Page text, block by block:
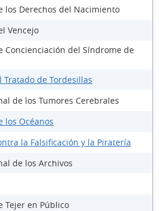
los Derechos del Nacimiento
Vencejo
Concienciación del Síndrome de
de Tordesillas
de los Tumores Cerebrales
los Océanos
la Falsificación y la Piratería
de los Archivos
Tejer en Público